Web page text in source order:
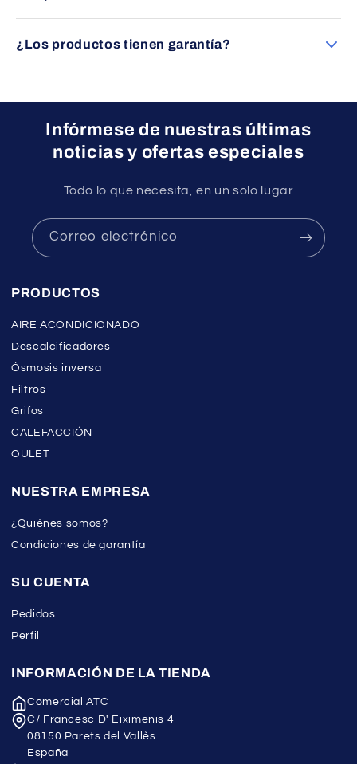
para ayudarle a elegir el producto más adecuado a sus
¿Los productos tienen garantía?
Infórmese de nuestras últimas
noticias y ofertas especiales
Todo lo que necesita, en un solo lugar
Correo electrónico
PRODUCTOS
AIRE ACONDICIONADO
Descalcificadores
Ósmosis inversa
Filtros
Grifos
CALEFACCIÓN
OULET
NUESTRA EMPRESA
¿Quiénes somos?
Condiciones de garantía
SU CUENTA
Pedidos
Perfil
INFORMACIÓN DE LA TIENDA
Comercial ATC
C/ Francesc D' Eiximenis 4
08150 Parets del Vallès
España